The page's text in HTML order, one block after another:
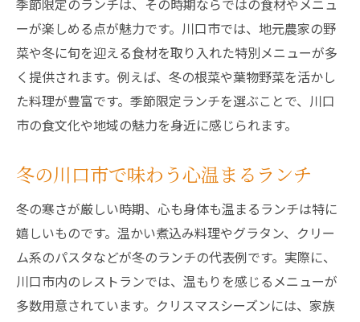
季節限定のランチは、その時期ならではの食材やメニュ
ーが楽しめる点が魅力です。川口市では、地元農家の野
菜や冬に旬を迎える食材を取り入れた特別メニューが多
く提供されます。例えば、冬の根菜や葉物野菜を活かし
た料理が豊富です。季節限定ランチを選ぶことで、川口
市の食文化や地域の魅力を身近に感じられます。
冬の川口市で味わう心温まるランチ
冬の寒さが厳しい時期、心も身体も温まるランチは特に
嬉しいものです。温かい煮込み料理やグラタン、クリー
ム系のパスタなどが冬のランチの代表例です。実際に、
川口市内のレストランでは、温もりを感じるメニューが
多数用意されています。クリスマスシーズンには、家族